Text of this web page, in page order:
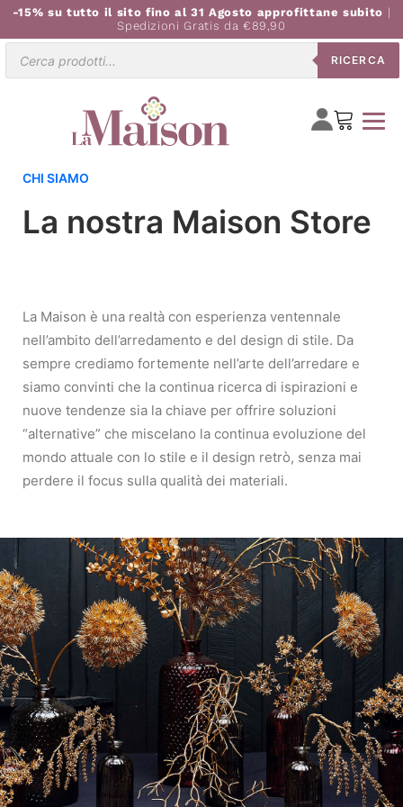
-15% su tutto il sito fino al 31 Agosto approfittane subito |
Spedizioni Gratis da €89,90
RICERCA
CHI SIAMO
La nostra Maison Store
La Maison è una realtà con esperienza ventennale
nell’ambito dell’arredamento e del design di stile. Da
sempre crediamo fortemente nell’arte dell’arredare e
siamo convinti che la continua ricerca di ispirazioni e
nuove tendenze sia la chiave per offrire soluzioni
“alternative” che miscelano la continua evoluzione del
mondo attuale con lo stile e il design retrò, senza mai
perdere il focus sulla qualità dei materiali.